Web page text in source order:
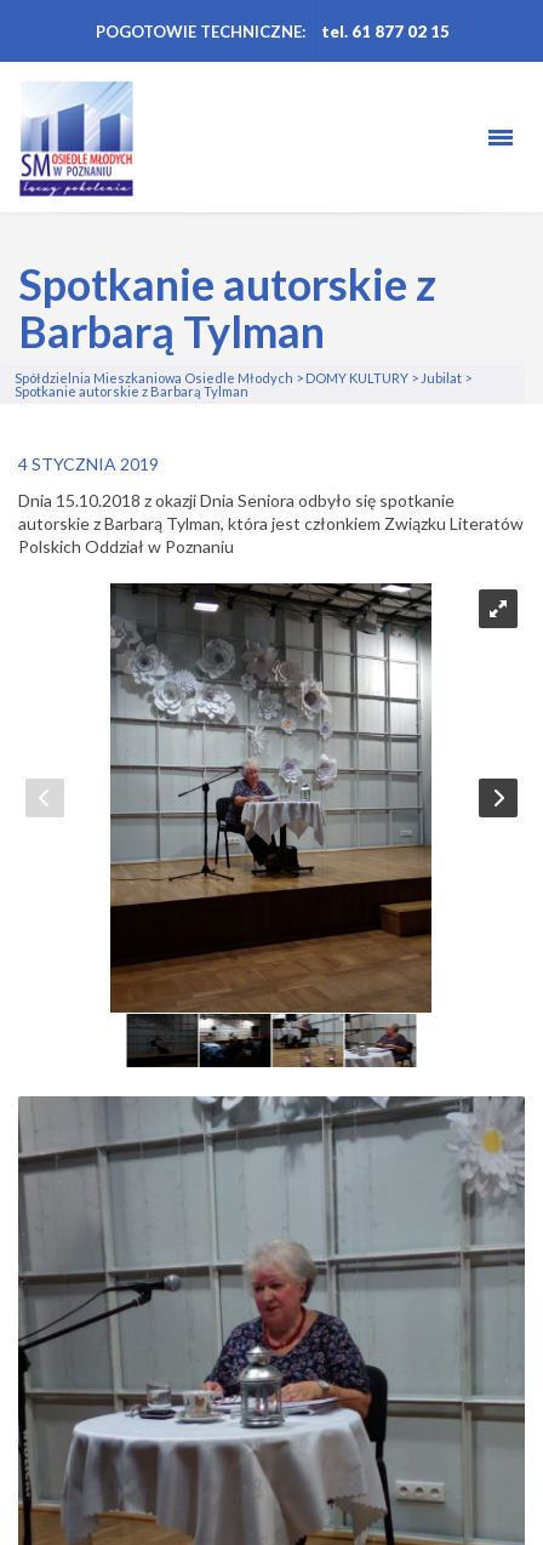
POGOTOWIE TECHNICZNE: tel. 61 877 02 15
Spotkanie autorskie z
Barbarą Tylman
Spółdzielnia Mieszkaniowa Osiedle Młodych > DOMY KULTURY > Jubilat >
Spotkanie autorskie z Barbarą Tylman
4 STYCZNIA 2019
Dnia 15.10.2018 z okazji Dnia Seniora odbyło się spotkanie
autorskie z Barbarą Tylman, która jest członkiem Związku Literatów
Polskich Oddział w Poznaniu